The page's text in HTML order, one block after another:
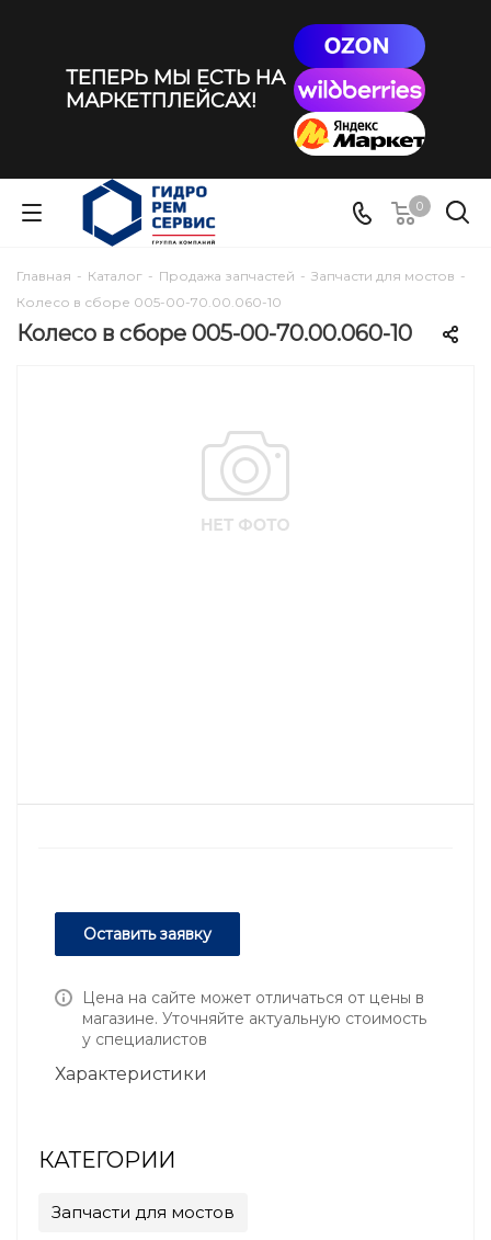
ТЕПЕРЬ МЫ ЕСТЬ НА
МАРКЕТПЛЕЙСАХ!
0
Главная - Каталог - Продажа запчастей - Запчасти для мостов -
Колесо в сборе 005-00-70.00.060-10
Колесо в сборе 005-00-70.00.060-10
Оставить заявку
Цена на сайте может отличаться от цены в
магазине. Уточняйте актуальную стоимость
у специалистов
Характеристики
КАТЕГОРИИ
Запчасти для мостов